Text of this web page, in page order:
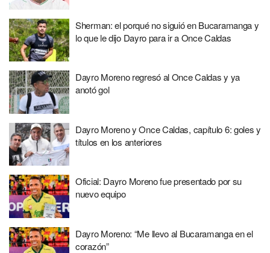
Sherman: el porqué no siguió en Bucaramanga y
lo que le dijo Dayro para ir a Once Caldas
Dayro Moreno regresó al Once Caldas y ya
anotó gol
Dayro Moreno y Once Caldas, capítulo 6: goles y
títulos en los anteriores
Oficial: Dayro Moreno fue presentado por su
nuevo equipo
Dayro Moreno: “Me llevo al Bucaramanga en el
corazón”